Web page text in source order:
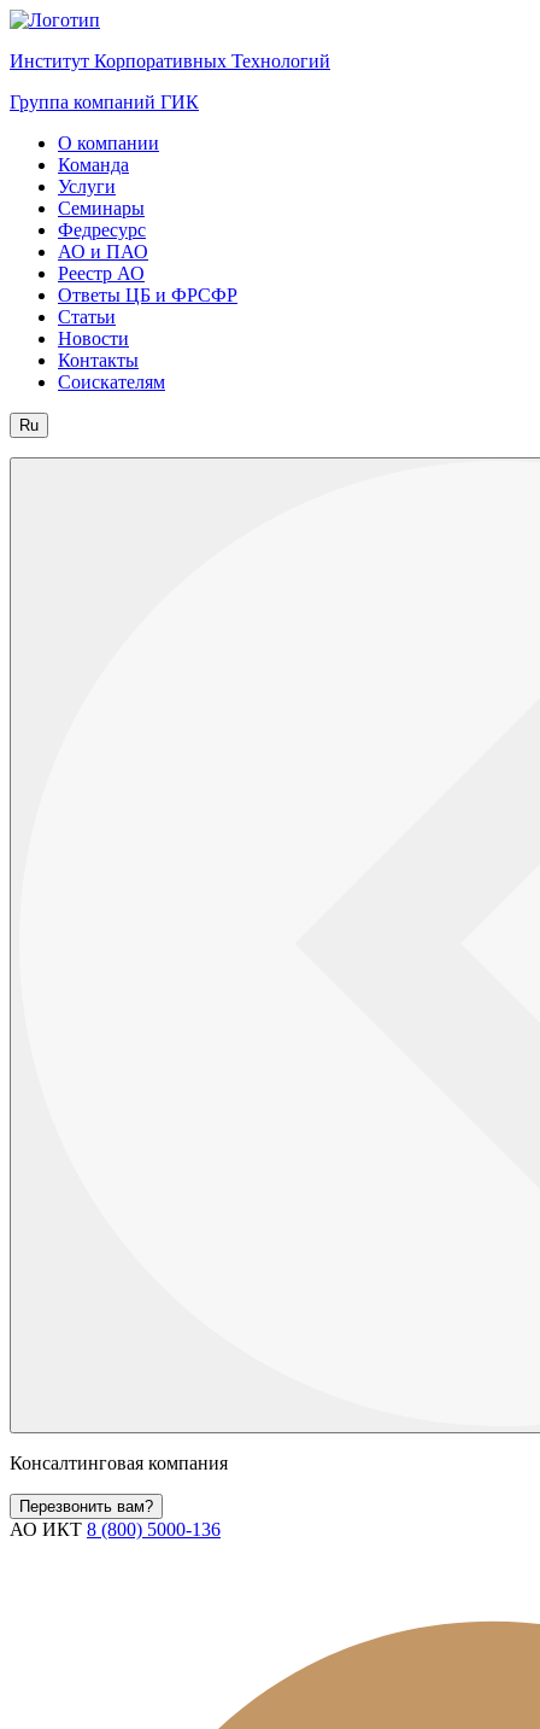
Институт Корпоративных Технологий
Группа компаний ГИК
О компании
Команда
Услуги
Семинары
Федресурс
АО и ПАО
Реестр АО
Ответы ЦБ и ФРСФР
Статьи
Новости
Контакты
Соискателям
Ru
Консалтинговая компания
Перезвонить вам?
АО ИКТ 8 (800) 5000-136